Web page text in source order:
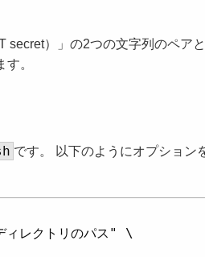
secret）」の2つの文字列のペア
。
です。 以下のようにオプション
レクトリのパス" \